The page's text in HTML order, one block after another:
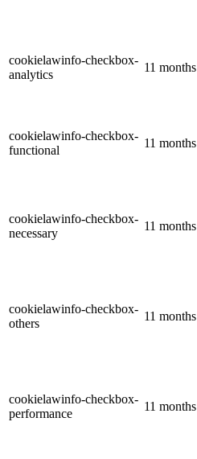
cookielawinfo-checkbox-
analytics
11 months
cookielawinfo-checkbox-
functional
11 months
cookielawinfo-checkbox-
necessary
11 months
cookielawinfo-checkbox-
others
11 months
cookielawinfo-checkbox-
performance
11 months